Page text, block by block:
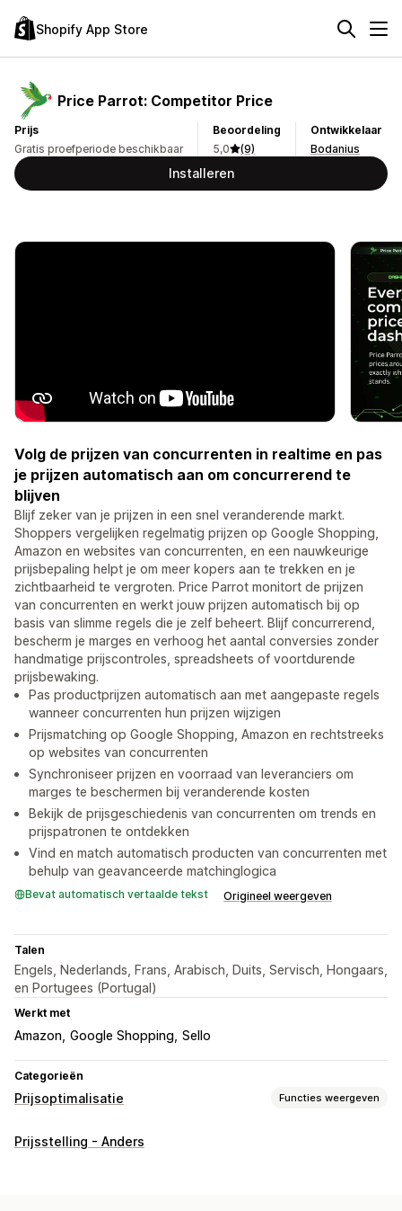
Shopify App Store
Price Parrot: Competitor Price
Prijs
Gratis proefperiode beschikbaar
Beoordeling
5,0
(9)
Ontwikkelaar
Bodanius
Installeren
Volg de prijzen van concurrenten in realtime en pas
je prijzen automatisch aan om concurrerend te
blijven
Blijf zeker van je prijzen in een snel veranderende markt.
Shoppers vergelijken regelmatig prijzen op Google Shopping,
Amazon en websites van concurrenten, en een nauwkeurige
prijsbepaling helpt je om meer kopers aan te trekken en je
zichtbaarheid te vergroten. Price Parrot monitort de prijzen
van concurrenten en werkt jouw prijzen automatisch bij op
basis van slimme regels die je zelf beheert. Blijf concurrerend,
bescherm je marges en verhoog het aantal conversies zonder
handmatige prijscontroles, spreadsheets of voortdurende
prijsbewaking.
Pas productprijzen automatisch aan met aangepaste regels
wanneer concurrenten hun prijzen wijzigen
Prijsmatching op Google Shopping, Amazon en rechtstreeks
op websites van concurrenten
Synchroniseer prijzen en voorraad van leveranciers om
marges te beschermen bij veranderende kosten
Bekijk de prijsgeschiedenis van concurrenten om trends en
prijspatronen te ontdekken
Vind en match automatisch producten van concurrenten met
behulp van geavanceerde matchinglogica
Bevat automatisch vertaalde tekst Origineel weergeven
Talen
Engels, Nederlands, Frans, Arabisch, Duits, Servisch, Hongaars,
en Portugees (Portugal)
Werkt met
Amazon Google Shopping Sello
Categorieën
Prijsoptimalisatie Functies weergeven
Prijsbeheer
Prijsstelling - Anders